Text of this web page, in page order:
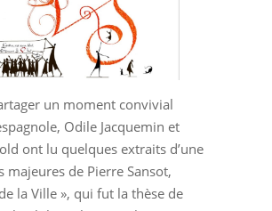
un moment convivial
Odile Jacquemin et
ont lu quelques extraits d’une
majeures de Pierre Sansot,
la Ville », qui fut la thèse de